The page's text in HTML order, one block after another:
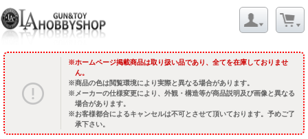
ホームページ掲載商品は取り扱い品であり、全てを在庫しておりませ
ん。
商品の色は閲覧環境により実際と異なる場合があります。
メーカーの仕様変更により、外観・構造等が商品説明及び画像と異なる
場合があります。
お客様都合によるキャンセルは不可とさせて頂いております。予めご了
承下さい。